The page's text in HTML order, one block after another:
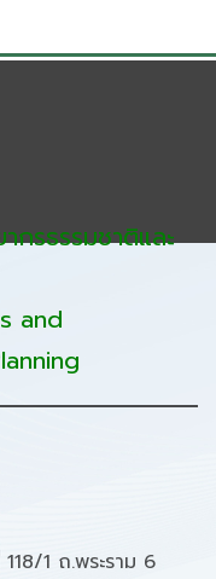
กรธรรมชาติและ
and
1 ถ.พระราม 6